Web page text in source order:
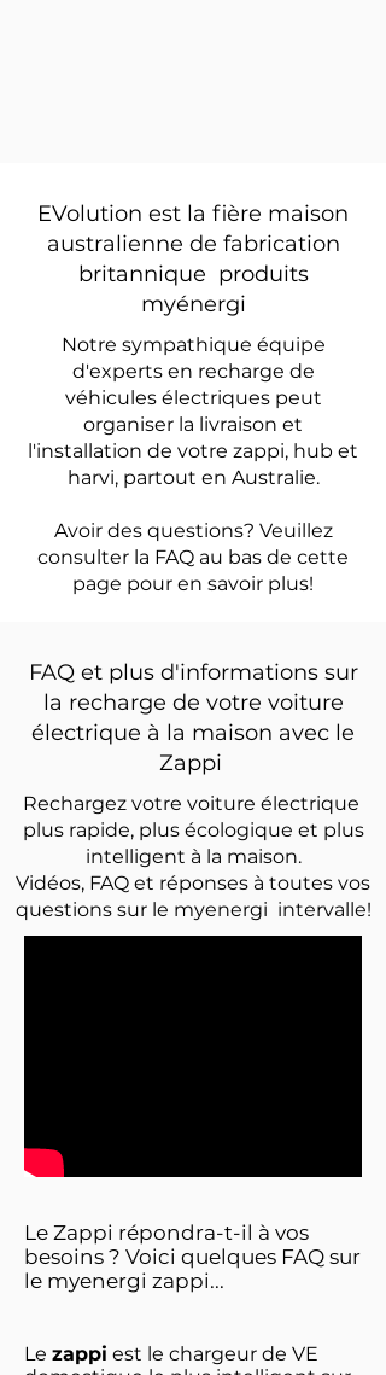
EVolution est la fière maison
australienne de fabrication
britannique produits
myénergi
Notre sympathique équipe
d'experts en recharge de
véhicules électriques peut
organiser la livraison et
l'installation de votre zappi, hub et
harvi, partout en Australie.
Avoir des questions? Veuillez
consulter la FAQ au bas de cette
page pour en savoir plus!
FAQ et plus d'informations sur
la recharge de votre voiture
électrique à la maison avec le
Zappi
Rechargez votre voiture électrique
plus rapide, plus écologique et plus
intelligent à la maison.
Vidéos, FAQ et réponses à toutes vos
questions sur le myenergi intervalle!
Le Zappi répondra-t-il à vos
besoins ? Voici quelques FAQ sur
le myenergi zappi...
Le zappi est le chargeur de VE